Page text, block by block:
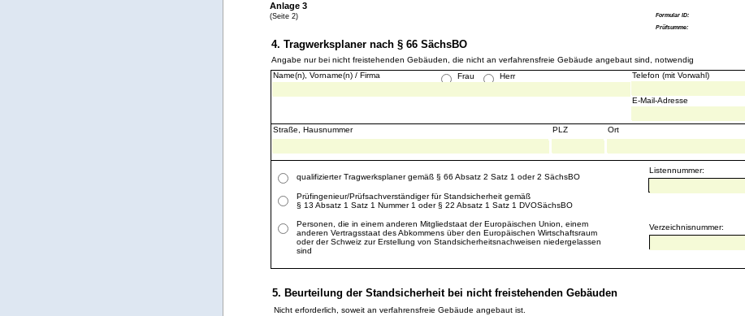
(Seite 2)
4. Tragwerksplaner nach § 66 SächsBO
Name(n), Vorname(n) / Firma Telefon (mit Vorwahl)
Straße, Hausnummer PLZ Ort
E-Mail-Adresse
Anlage 3
Listennummer:
qualifizierter Tragwerksplaner gemäß § 66 Absatz 2 Satz 1 oder 2 SächsBO
Verzeichnisnummer:
Prüfingenieur/Prüfsachverständiger für Standsicherheit gemäß
§ 13 Absatz 1 Satz 1 Nummer 1 oder § 22 Absatz 1 Satz 1 DVOSächsBO
Personen, die in einem anderen Mitgliedstaat der Europäischen Union, einem
anderen Vertragsstaat des Abkommens über den Europäischen Wirtschaftsraum
oder der Schweiz zur Erstellung von Standsicherheitsnachweisen niedergelassen
sind
5. Beurteilung der Standsicherheit bei nicht freistehenden Gebäuden
Nicht erforderlich, soweit an verfahrensfreie Gebäude angebaut ist.
Angabe nur bei nicht freistehenden Gebäuden, die nicht an verfahrensfreie Gebäude angebaut sind, notwendig
Herr
Frau